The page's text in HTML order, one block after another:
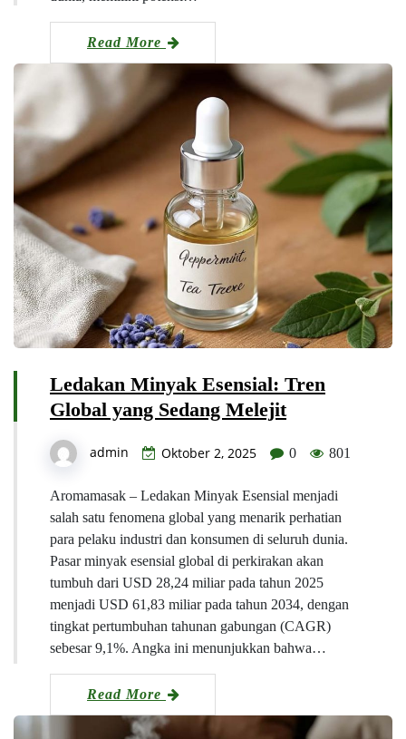
Read More
Ledakan Minyak Esensial: Tren
Global yang Sedang Melejit
admin Oktober 2, 2025 0 801
Aromamasak – Ledakan Minyak Esensial menjadi
salah satu fenomena global yang menarik perhatian
para pelaku industri dan konsumen di seluruh dunia.
Pasar minyak esensial global di perkirakan akan
tumbuh dari USD 28,24 miliar pada tahun 2025
menjadi USD 61,83 miliar pada tahun 2034, dengan
tingkat pertumbuhan tahunan gabungan (CAGR)
sebesar 9,1%. Angka ini menunjukkan bahwa…
Read More